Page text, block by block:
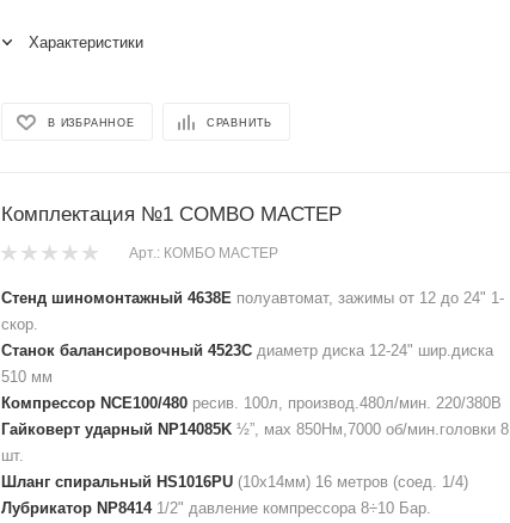
Характеристики
В ИЗБРАННОЕ СРАВНИТЬ
Комплектация №1 COMBO МАСТЕР
Арт.: КОМБО МАСТЕР
Стенд шиномонтажный 4638E полуавтомат, зажимы от 12 до 24" 1-
скор.
Станок балансировочный 4523C диаметр диска 12-24" шир.диска
510 мм
Компрессор NCE100/480 ресив. 100л, производ.480л/мин. 220/380В
Гайковерт ударный NP14085K ½”, мах 850Нм,7000 об/мин.головки 8
шт.
Шланг спиральный HS1016PU (10х14мм) 16 метров (соед. 1/4)
Лубрикатор NP84141/2" давление компрессора 8÷10 Бар.